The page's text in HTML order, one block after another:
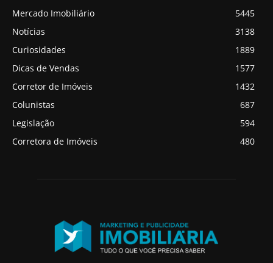
Mercado Imobiliário
5445
Notícias
3138
Curiosidades
1889
Dicas de Vendas
1577
Corretor de Imóveis
1432
Colunistas
687
Legislação
594
Corretora de Imóveis
480